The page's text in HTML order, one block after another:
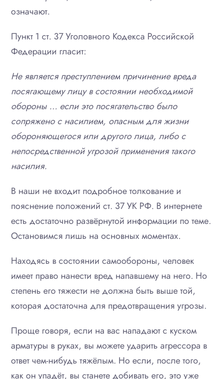
означают.
Пункт 1 ст. 37 Уголовного Кодекса Российской
Федерации гласит:
Не является преступлением причинение вреда
посягающему лицу в состоянии необходимой
обороны … если это посягательство было
сопряжено с насилием, опасным для жизни
обороняющегося или другого лица, либо с
непосредственной угрозой применения такого
насилия.
В наши не входит подробное толкование и
пояснение положений ст. 37 УК РФ. В интернете
есть достаточно развёрнутой информации по теме.
Остановимся лишь на основных моментах.
Находясь в состоянии самообороны, человек
имеет право нанести вред напавшему на него. Но
степень его тяжести не должна быть выше той,
которая достаточна для предотвращения угрозы.
Проще говоря, если на вас нападают с куском
арматуры в руках, вы можете ударить агрессора в
ответ чем-нибудь тяжёлым. Но если, после того,
как он упадёт, вы станете добивать его, это уже